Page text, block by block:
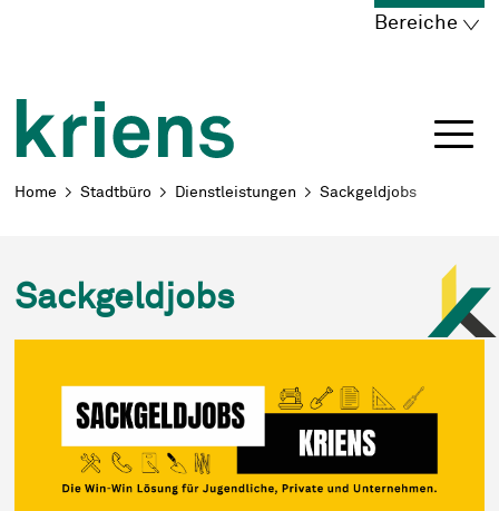
Navigieren in Kriens
Bereiche
Breadcrumb
Home Stadtbüro Dienstleistungen Sackgeldjobs
Sackgeldjobs